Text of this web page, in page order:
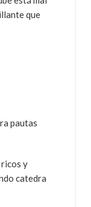
que
pautas
ricos y
catedra